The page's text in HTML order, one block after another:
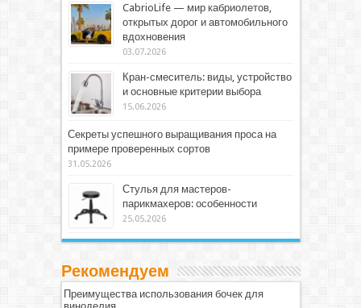
CabrioLife — мир кабриолетов,
открытых дорог и автомобильного
вдохновения
03.07.2026
Кран-смеситель: виды, устройство
и основные критерии выбора
15.06.2026
Секреты успешного выращивания проса на
примере проверенных сортов
31.05.2026
Стулья для мастеров-
парикмахеров: особенности
25.05.2026
Рекомендуем
Преимущества использования бочек для